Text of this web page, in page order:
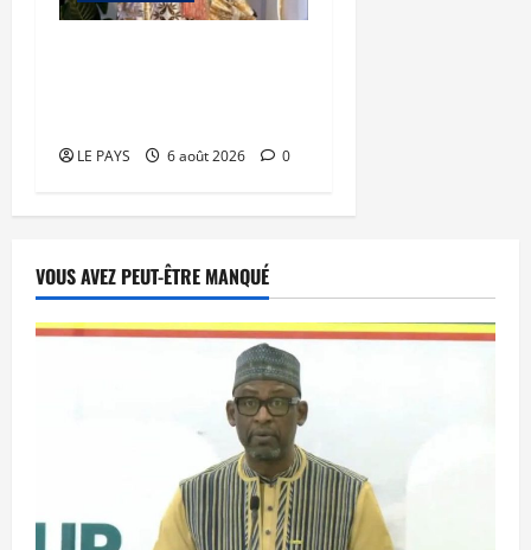
LE PAYS 6 août 2026 0
VOUS AVEZ PEUT-ÊTRE MANQUÉ